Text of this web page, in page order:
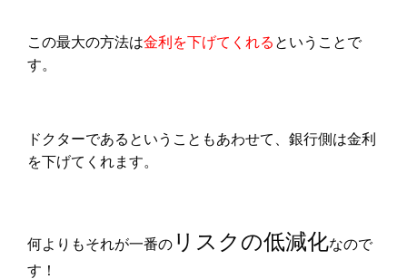
この最大の方法は金利を下げてくれる ということで
す。
ドクターであるということもあわせて、銀行側は金利
を下げてくれます。
何よりもそれが一番の リスクの低減化なので
す！